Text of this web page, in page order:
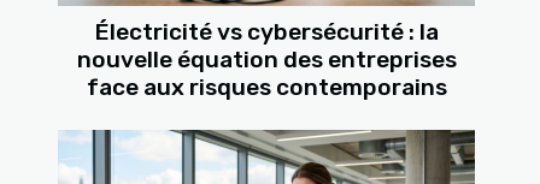
Électricité vs cybersécurité : la
nouvelle équation des entreprises
face aux risques contemporains